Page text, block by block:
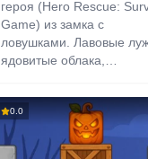
героя (Hero Rescue:
Game) из замка с
ловушками. Лавовые
ядовитые облака,
другие опасности
подстерегают на каждом
углу. Справиться с ними
поможет острый ум.
0.0